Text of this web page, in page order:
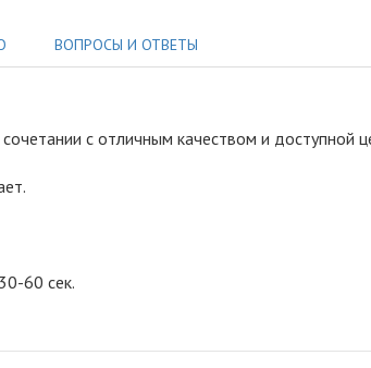
ВОПРОСЫ И ОТВЕТЫ
с отличным качеством и доступной
60 сек.